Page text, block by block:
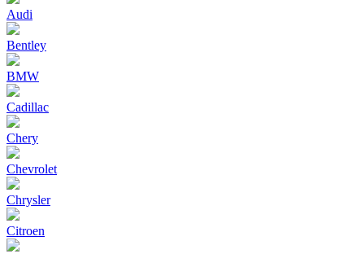
Audi
Bentley
BMW
Cadillac
Chery
Chevrolet
Chrysler
Citroen